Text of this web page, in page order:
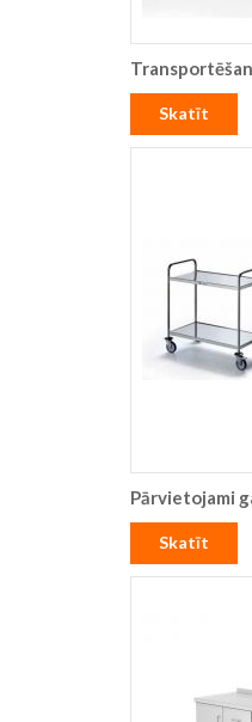
Skatīt
Pārvietojami
Skatīt